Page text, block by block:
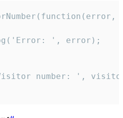
', error);
number: ',